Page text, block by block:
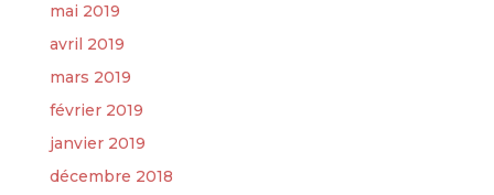
mai 2019
avril 2019
mars 2019
février 2019
janvier 2019
décembre 2018